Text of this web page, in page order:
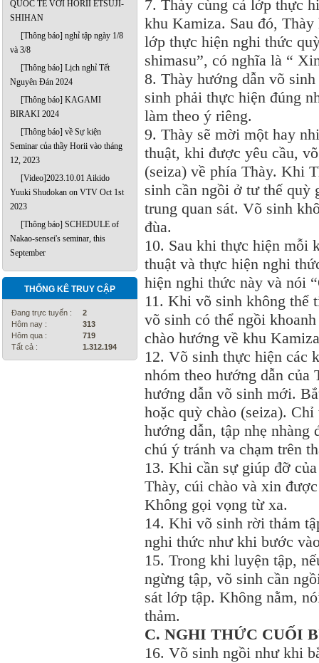
QUỐC TẾ VỚI HORII ETSUJI-
SHIHAN
[Thông báo] nghỉ tập ngày 1/8
và 3/8
[Thông báo] Lịch nghỉ Tết
Nguyên Đán 2024
[Thông báo] KAGAMI
BIRAKI 2024
[Thông báo] về Sự kiện
Seminar của thầy Horii vào tháng
12, 2023
[Video]2023.10.01 Aikido
Yuuki Shudokan on VTV Oct 1st
2023
[Thông báo] SCHEDULE of
Nakao-sensei's seminar, this
September
THỐNG KÊ TRUY CẬP
Đang trực tuyến :
2
Hôm nay :
313
Hôm qua :
719
Tất cả :
1.312.194
7. Thày cùng cả lớp thực
khu Kamiza. Sau đó,
lớp thực hiện nghi thức
shimasu”, có nghĩa là “
8. Thày hướng dẫn võ
sinh phải thực hiện đúng
làm theo ý riêng.
9. Thày sẽ mời một hay
thuật, khi được yêu cầu,
(seiza) về phía Thày. Khi
sinh cần ngồi ở tư thế quỳ
trung quan sát. Võ sinh
đùa.
10. Sau khi thực hiện mỗi
thuật và thực hiện nghi
hiện nghi thức này và nói
11. Khi võ sinh không thể
võ sinh có thể ngồi
chào hướng về khu
12. Võ sinh thực hiện các
nhóm theo hướng dẫn
hướng dẫn võ sinh mới.
hoặc quỳ chào (seiza).
hướng dẫn, tập nhẹ nhàng
chú ý tránh va chạm trên
13. Khi cần sự giúp đỡ
Thày, cúi chào và xin
Không gọi vọng từ xa.
14. Khi võ sinh rời thảm
nghi thức như khi bước
15. Trong khi luyện tập,
ngừng tập, võ sinh cần
sát lớp tập. Không nằm,
thảm.
C. NGHI THỨC CUỐI
16. Võ sinh ngồi như khi